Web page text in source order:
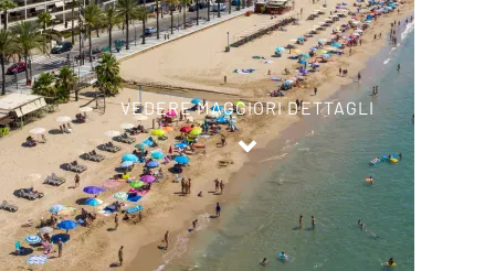
VEDERE MAGGIORI DETTAGLI
Inicio/Salou